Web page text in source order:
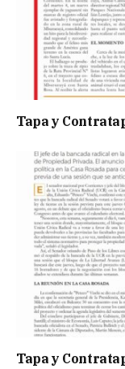
Tapa y
Tapa y